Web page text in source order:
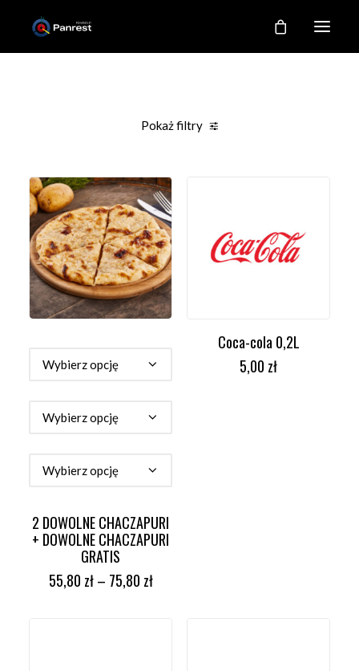
KONTAKT
MOJE KONTO
REJESTRACJA
Pokaż filtry
2 DOWOLNE CHACZAPURI
+ DOWOLNE CHACZAPURI
GRATIS
55,80 zł– 75,80 zł
DODAJ DO KOSZYKA
Coca-cola 0,2L
5,00 zł